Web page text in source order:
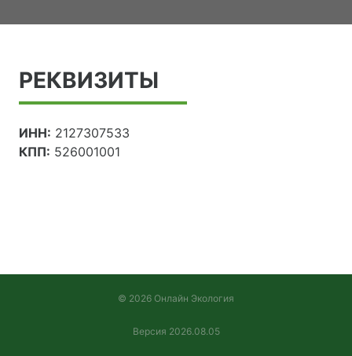
РЕКВИЗИТЫ
ИНН: 2127307533
КПП: 526001001
© 2026 Онлайн Экология
Версия 2026.08.05